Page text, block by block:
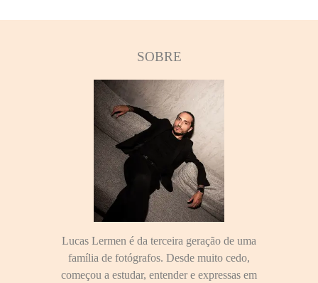
SOBRE
Lucas Lermen é da terceira geração de uma
família de fotógrafos. Desde muito cedo,
começou a estudar, entender e expressas em